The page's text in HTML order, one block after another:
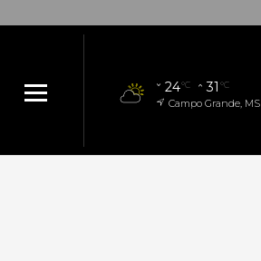
24°C 31 °C
Campo Grande, MS